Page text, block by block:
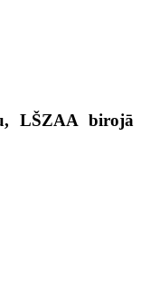
LŠZAA birojā